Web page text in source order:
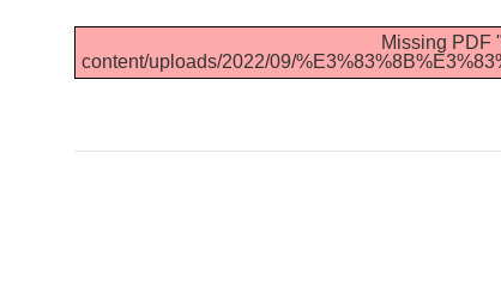
Missing PDF
content/uploads/2022/09/